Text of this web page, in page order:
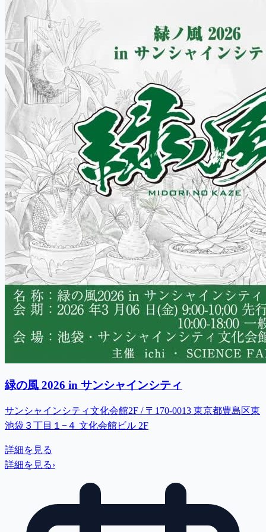
緑の風 2026 in サンシャインシティ
サンシャインシティ文化会館2F / 〒170-0013 東京都豊島区東
池袋３丁目１−４ 文化会館ビル 2F
詳細を見る
詳細を見る›